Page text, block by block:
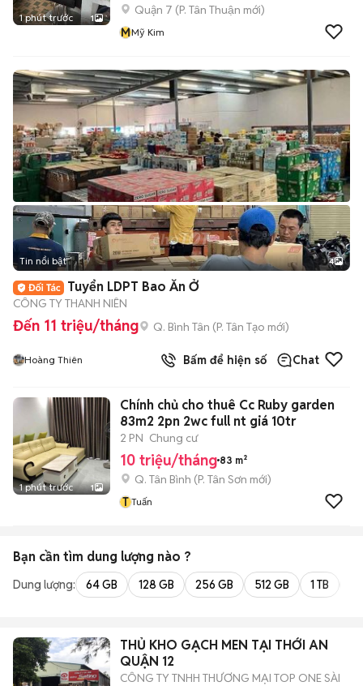
1 phút trước 1
Quận 7 (P. Tân Thuận mới)
MMỹ Kim
Tin nổi bật 4
Tuyển LDPT Bao Ăn Ở
CÔNG TY THANH NIÊN
Đến 11 triệu/tháng Q. Bình Tân (P. Tân Tạo mới)
Hoàng Thiên Bấm để hiện số Chat
1 phút trước 1
Chính chủ cho thuê Cc Ruby garden
83m2 2pn 2wc full nt giá 10tr
2 PN Chung cư
10 triệu/tháng 83 m²
Q. Tân Bình (P. Tân Sơn mới)
T Tuấn
Bạn cần tìm dung lượng nào ?
Dung lượng: 64 GB 128 GB 256 GB 512 GB 1 TB
THỦ KHO GẠCH MEN TẠI THỚI AN
QUẬN 12
CÔNG TY TNHH THƯƠNG MẠI TOP ONE SÀI